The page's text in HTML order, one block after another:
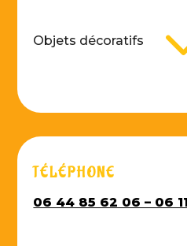
Objets décoratifs
TÉLÉPHONE
06 44 85 62 06 – 06